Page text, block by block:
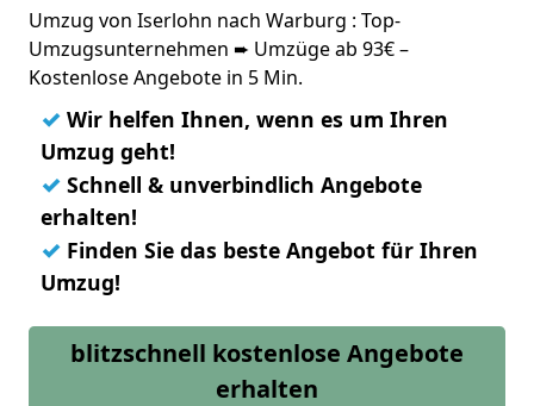
Umzug von Iserlohn nach Warburg : Top-
Umzugsunternehmen ➨ Umzüge ab 93€ –
Kostenlose Angebote in 5 Min.
✓ Wir helfen Ihnen, wenn es um Ihren
Umzug geht!
✓ Schnell & unverbindlich Angebote
erhalten!
✓ Finden Sie das beste Angebot für Ihren
Umzug!
blitzschnell kostenlose Angebote
erhalten